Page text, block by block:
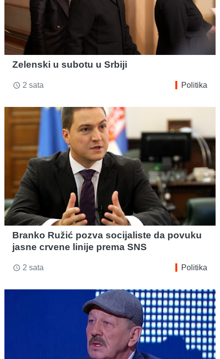
Zelenski u subotu u Srbiji
access_time 2 sata Politika
Branko Ružić pozva socijaliste da povuku
jasne crvene linije prema SNS
access_time 2 sata Politika